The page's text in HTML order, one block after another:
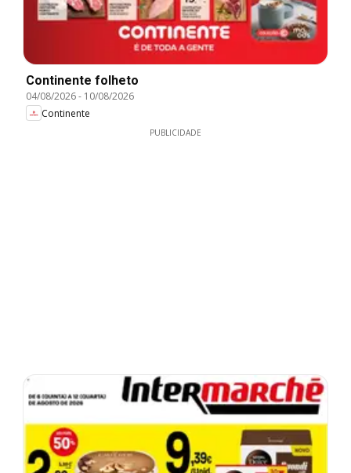
Continente folheto
04/08/2026- 10/08/2026
Continente
PUBLICIDADE